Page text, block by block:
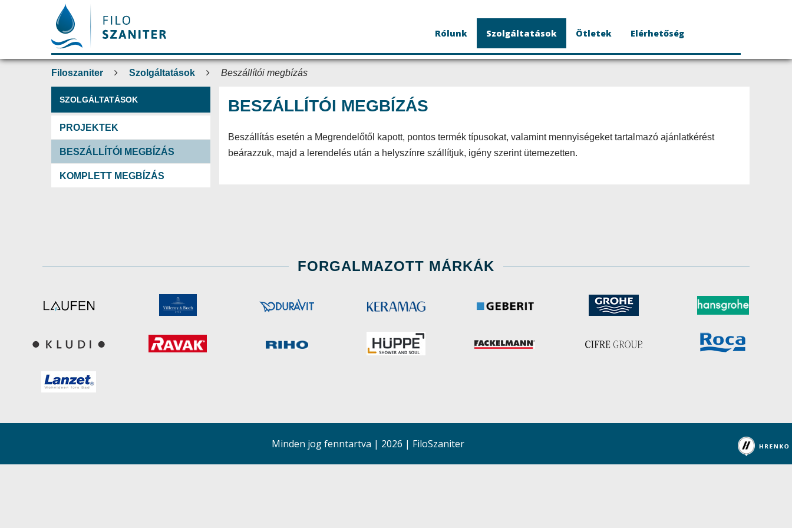
Rólunk Szolgáltatások Ötletek Elérhetőség
Filoszaniter Szolgáltatások Beszállítói megbízás
SZOLGÁLTATÁSOK
PROJEKTEK
BESZÁLLÍTÓI MEGBÍZÁS
KOMPLETT MEGBÍZÁS
BESZÁLLÍTÓI MEGBÍZÁS
Beszállítás esetén a Megrendelőtől kapott, pontos termék típusokat, valamint mennyiségeket tartalmazó ajánlatkérést
beárazzuk, majd a lerendelés után a helyszínre szállítjuk, igény szerint ütemezetten.
FORGALMAZOTT MÁRKÁK
Minden jog fenntartva | 2026 | FiloSzaniter